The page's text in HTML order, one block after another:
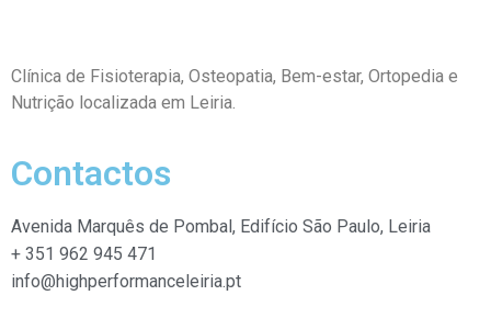
Clínica de Fisioterapia, Osteopatia, Bem-estar, Ortopedia e
Nutrição localizada em Leiria.
Contactos
Avenida Marquês de Pombal, Edifício São Paulo, Leiria
+ 351 962 945 471
info@highperformanceleiria.pt